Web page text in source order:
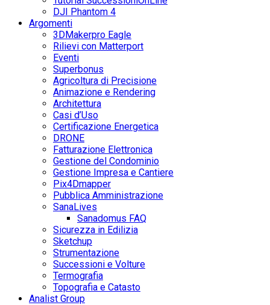
DJI Phantom 4
Argomenti
3DMakerpro Eagle
Rilievi con Matterport
Eventi
Superbonus
Agricoltura di Precisione
Animazione e Rendering
Architettura
Casi d’Uso
Certificazione Energetica
DRONE
Fatturazione Elettronica
Gestione del Condominio
Gestione Impresa e Cantiere
Pix4Dmapper
Pubblica Amministrazione
SanaLives
Sanadomus FAQ
Sicurezza in Edilizia
Sketchup
Strumentazione
Successioni e Volture
Termografia
Topografia e Catasto
Analist Group